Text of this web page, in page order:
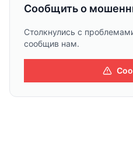
Сообщить о
Столкнулись с
сообщив нам.